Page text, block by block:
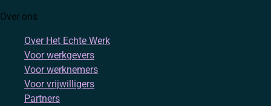
Over ons
Over Het Echte Werk
Voor werkgevers
Voor werknemers
Voor vrijwilligers
Partners